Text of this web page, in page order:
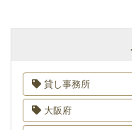
貸し事務所
大阪府